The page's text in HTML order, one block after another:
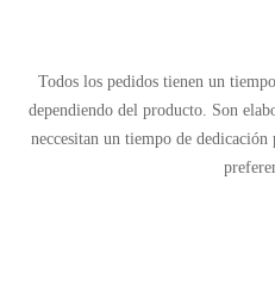
Todos los pedidos tienen un
dependiendo del producto. Son
neccesitan un tiempo de dedicación